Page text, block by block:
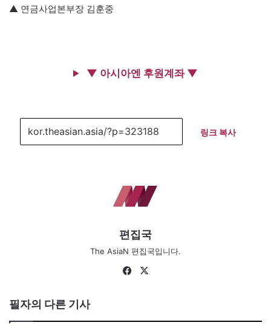
▲ 연금사업본부장 김훈중
▼ 아시아엔 후원계좌 ▼
링크 복사
편집국
The AsiaN 편집국입니다.
Fa
필자의 다른 기사